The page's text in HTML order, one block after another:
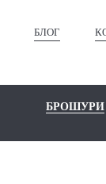
БЛОГ
БРОШУРИ